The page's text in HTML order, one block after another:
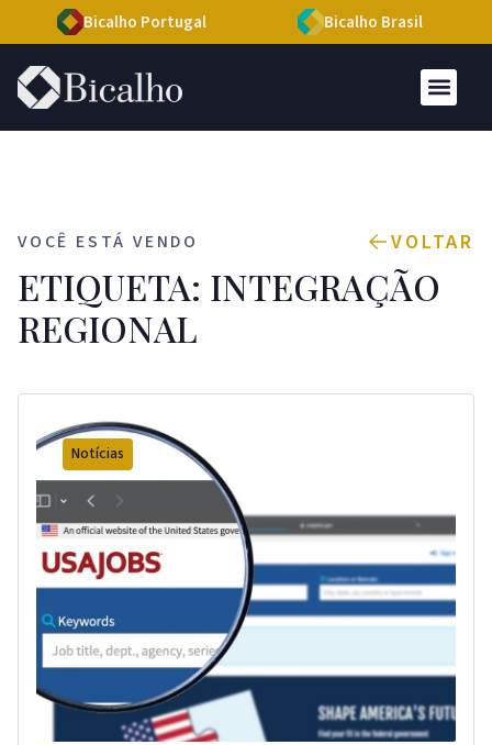
Bicalho Portugal Bicalho Brasil
VOCÊ ESTÁ VENDO VOLTAR
ETIQUETA: INTEGRAÇÃO
REGIONAL
Notícias